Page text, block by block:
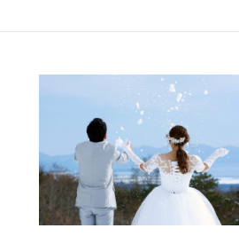
Report
撮影レポート
Staff